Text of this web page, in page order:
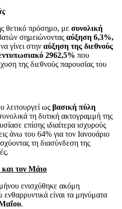
θετικό πρόσημο, με συνολική
σημειώνοντας αύξηση 6,3%,
γίνει στην αύξηση της διεθνούς
2962,5% που
της διεθνούς παρουσίας του
λειτουργεί ως βασική πύλη
τη δυτική ακτογραμμή της
επίσης ιδιαίτερα ισχυρούς
άνω του 64% για τον Ιανουάριο
τη διασύνδεση της
και τον Μάιο
ενισχύθηκε ακόμη
ενθαρρυντικά είναι τα μηνύματα
.